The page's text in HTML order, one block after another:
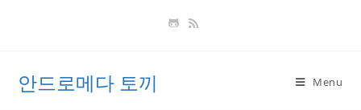
안드로메다 토끼 Menu